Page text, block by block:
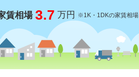
賃相場 3.7 万円 ※1K・1DKの家賃相場